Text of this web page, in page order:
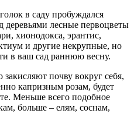
в саду пробуждался
деревьями лесные первоцветы
хионодокса, эрантис,
и другие некрупные, но
в ваш сад раннюю весну.
почву вокруг себя,
капризным розам, будет
Меньше всего подобное
больше – елям, соснам,